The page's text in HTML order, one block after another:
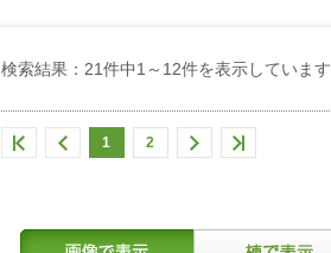
検索結果：21件中1～12件を表示しています
1 2